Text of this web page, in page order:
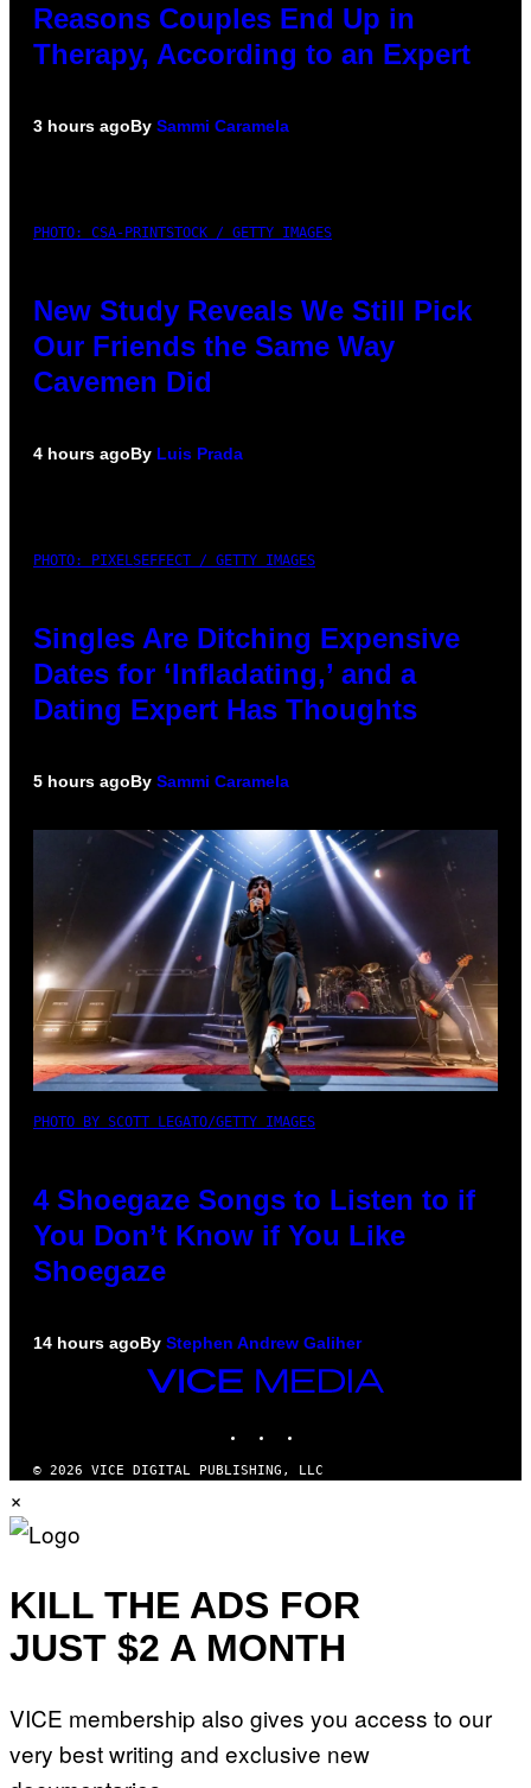
Reasons Couples End Up in
Therapy, According to an Expert
3 hours agoBy Sammi Caramela
PHOTO: CSA-PRINTSTOCK / GETTY IMAGES
New Study Reveals We Still Pick
Our Friends the Same Way
Cavemen Did
4 hours agoBy Luis Prada
PHOTO: PIXELSEFFECT / GETTY IMAGES
Singles Are Ditching Expensive
Dates for ‘Infladating,’ and a
Dating Expert Has Thoughts
5 hours agoBy Sammi Caramela
PHOTO BY SCOTT LEGATO/GETTY IMAGES
4 Shoegaze Songs to Listen to if
You Don’t Know if You Like
Shoegaze
14 hours agoBy Stephen Andrew Galiher
VICE
© 2026 VICE DIGITAL PUBLISHING, LLC
×
KILL THE ADS FOR
JUST $2 A MONTH
VICE membership also gives you access to our
very best writing and exclusive new